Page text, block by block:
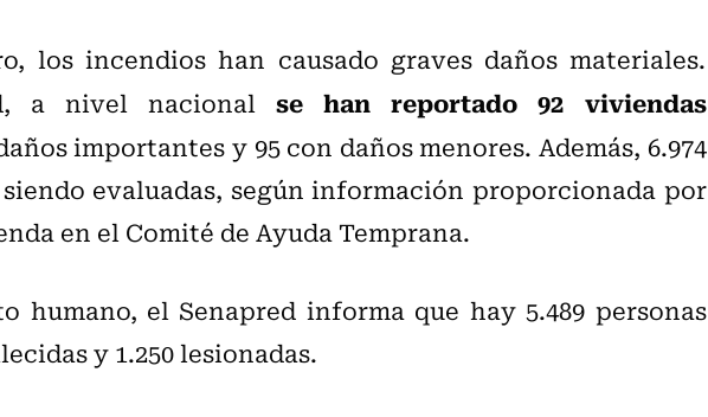
los incendios han causado graves daños materiales.
a nivel nacional se han reportado 92 viviendas
importantes y 95 con daños menores. Además, 6.974
evaluadas, según información proporcionada por
en el Comité de Ayuda Temprana.
humano, el Senapred informa que hay 5.489 personas
y 1.250 lesionadas.